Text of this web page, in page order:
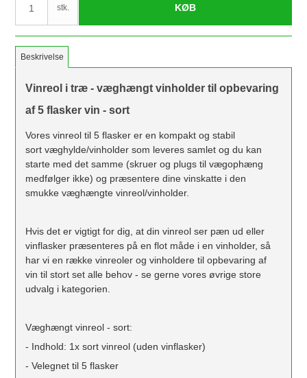
stk. KØB
Beskrivelse
Vinreol i træ - væghængt vinholder til opbevaring
af 5 flasker vin - sort
Vores vinreol til 5 flasker er en kompakt og stabil
sort væghylde/vinholder som leveres samlet og du kan
starte med det samme (skruer og plugs til vægophæng
medfølger ikke) og præsentere dine vinskatte i den
smukke væghængte vinreol/vinholder.
Hvis det er vigtigt for dig, at din vinreol ser pæn ud eller
vinflasker præsenteres på en flot måde i en vinholder, så
har vi en række vinreoler og vinholdere til opbevaring af
vin til stort set alle behov - se gerne vores øvrige store
udvalg i kategorien.
Væghængt vinreol - sort:
- Indhold: 1x sort vinreol (uden vinflasker)
- Velegnet til 5 flasker